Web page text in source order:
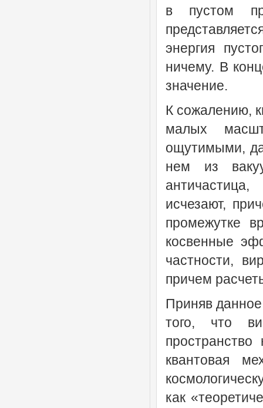
в пустом
энергия
ничему. В
значение.
К сожалению,
малых
ощутимыми,
нем из
исчезают,
промежутке
косвенные
частности,
причем
Приняв
того, что
квантовая
как